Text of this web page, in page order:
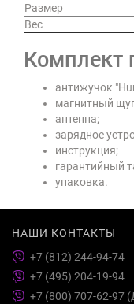
Размер
Вес
Комплект
антижучок
магнитный
антенна;
зарядное
инструкция;
гарантийный
упаковка.
НАШИ КОНТАКТЫ
+7 (812) 244-94-74
+7 (495) 204-19-94
+7 (800) 707-62-97